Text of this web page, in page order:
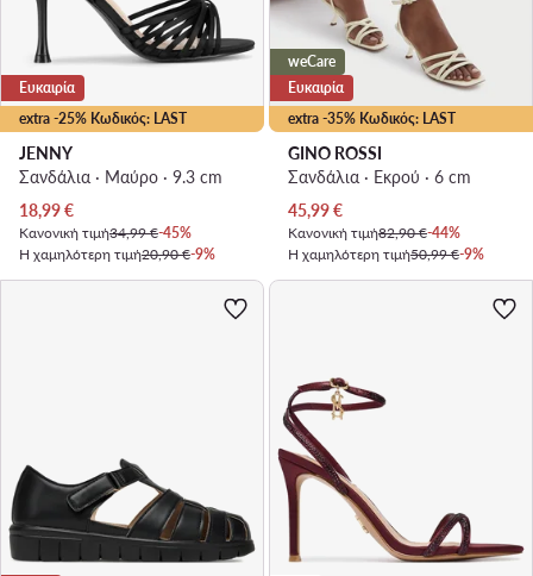
extra -25% Κωδικός: LAST
Ευκαιρία
JENNY
Σανδάλια · Μαύρο · 9.3 cm
Τρέχουσα τιμή
18,99€
Κανονική τιμή34,99 €-45%
Η χαμηλότερη τιμή20,90 €-9%
extra -35% Κωδικός: LAST
weCare
Ευκαιρία
GINO ROSSI
Σανδάλια · Εκρού · 6 cm
Τρέχουσα τιμή
45,99€
Κανονική τιμή82,90 €-44%
Η χαμηλότερη τιμή50,99 €-9%